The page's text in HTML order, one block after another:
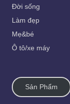
Đời sống
Làm đẹp
Mẹ&bé
Ô tô/xe máy
Sản Phẩm